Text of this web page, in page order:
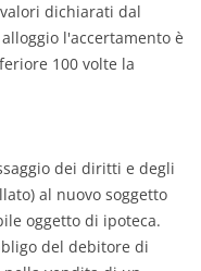
dichiarati dal
l'accertamento è
100 volte la
dei diritti e degli
al nuovo soggetto
oggetto di ipoteca.
del debitore di